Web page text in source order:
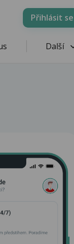
Přihlásit se
Další